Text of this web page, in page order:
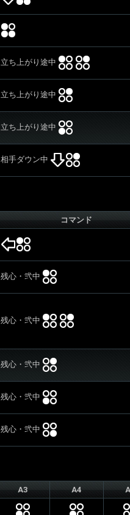
立ち上がり途中
立ち上がり途中
立ち上がり途中
相手ダウン中
コマンド
残心・弐中
残心・弐中
残心・弐中
残心・弐中
残心・弐中
A3 A4